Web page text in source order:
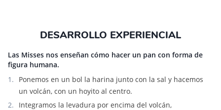
DESARROLLO EXPERIENCIAL
Las Misses nos enseñan cómo hacer un pan con forma de
figura humana.
Ponemos en un bol la harina junto con la sal y hacemos
un volcán, con un hoyito al centro.
Integramos la levadura por encima del volcán,